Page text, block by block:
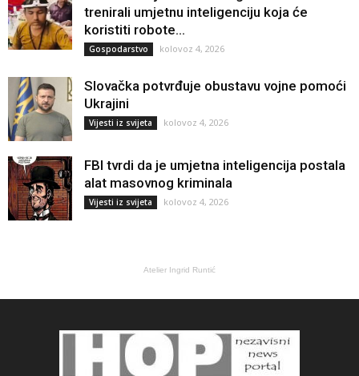
trenirali umjetnu inteligenciju koja će
koristiti robote...
Gospodarstvo kolovoz 4, 2026
Slovačka potvrđuje obustavu vojne pomoći
Ukrajini
Vijesti iz svijeta kolovoz 4, 2026
FBI tvrdi da je umjetna inteligencija postala
alat masovnog kriminala
Vijesti iz svijeta kolovoz 4, 2026
Atelier Ingrid Runtić